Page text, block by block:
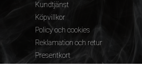
Kundtjänst
Köpvillkor
Policy och cookies
Reklamation och retur
Presentkort